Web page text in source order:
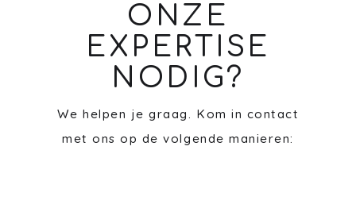
ONZE
EXPERTISE
NODIG?
We helpen je graag. Kom in contact
met ons op de volgende manieren: